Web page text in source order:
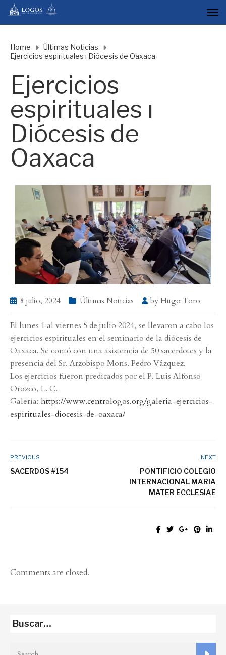
Home
Últimas Noticias
Ejercicios espirituales ı Diócesis de Oaxaca
Ejercicios
espirituales ı
Diócesis de
Oaxaca
8 julio, 2024 Últimas Noticias by Hugo Toro
El lunes 1 al viernes 5 de julio 2024, se llevaron a cabo los
ejercicios espirituales en el seminario de la diócesis de
Oaxaca. Se contó con una asistencia de 50 sacerdotes y la
presencia del Sr. Arzobispo Mons. Pedro Vázquez.
Los ejercicios fueron predicados por el P. Luis Alfonso
Orozco, L. C.
Galería: https://www.centrologos.org/galeria-ejercicios-
espirituales-diocesis-de-oaxaca/
PREVIOUS
SACERDOS #154
NEXT
PONTIFICIO COLEGIO
INTERNACIONAL MARIA
MATER ECCLESIAE
Comments are closed.
Buscar…